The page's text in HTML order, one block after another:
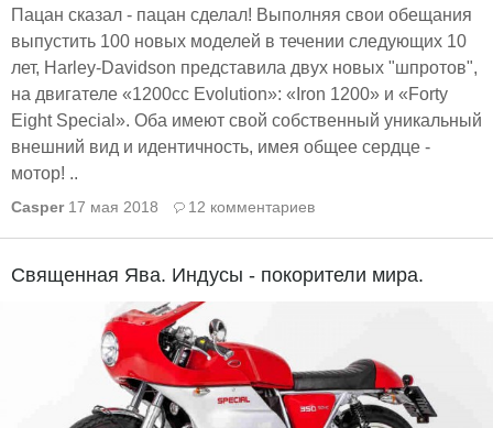
Пацан сказал - пацан сделал! Выполняя свои обещания
выпустить 100 новых моделей в течении следующих 10
лет, Harley-Davidson представила двух новых "шпротов",
на двигателе «1200cc Evolution»: «Iron 1200» и «Forty
Eight Special». Оба имеют свой собственный уникальный
внешний вид и идентичность, имея общее сердце -
мотор! ..
Casper17 мая 2018 12 комментариев
Священная Ява. Индусы - покорители мира.